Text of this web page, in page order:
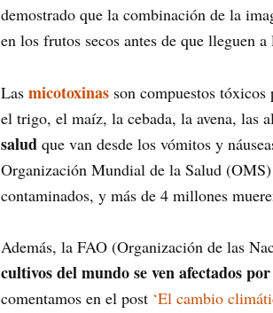
demostrado que la combinación de la
en los frutos secos antes de que lleguen
Las micotoxinas son compuestos
el trigo, el maíz, la cebada, la avena, las
salud que van desde los vómitos y
Organización Mundial de la Salud
contaminados, y más de 4 millones
Además, la FAO (Organización de las
cultivos del mundo se ven afectados
comentamos en el post ‘El cambio